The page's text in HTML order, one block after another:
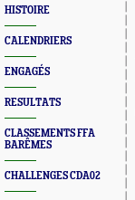
HISTOIRE
CALENDRIERS
ENGAGÉS
RESULTATS
CLASSEMENTS FFA
BARÊMES
CHALLENGES CDA02